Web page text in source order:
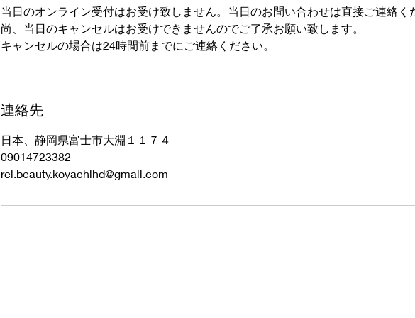
当日のオンライン受付はお受け致しません。当日のお問い合わせは直接ご連絡く
尚、当日のキャンセルはお受けできませんのでご了承お願い致します。
キャンセルの場合は24時間前までにご連絡ください。
連絡先
日本、静岡県富士市大淵１１７４
09014723382
rei.beauty.koyachihd@gmail.com